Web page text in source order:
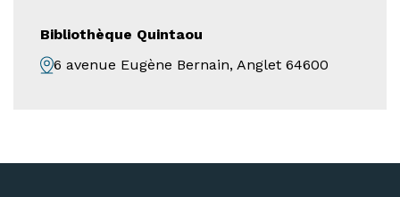
Bibliothèque Quintaou
6 avenue Eugène Bernain, Anglet 64600